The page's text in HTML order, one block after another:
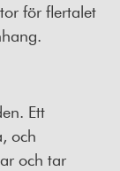
för flertalet
Ett
och
och tar